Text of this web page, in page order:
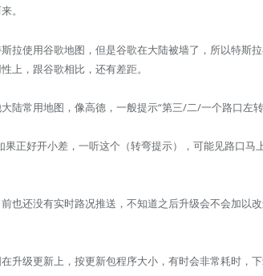
。
拉使用谷歌地图，但是谷歌在大陆被墙了，所以特斯
上，跟谷歌相比，还有差距。
陆常用地图，像高德，一般提示“第三/二/一个路口左
果正好开小差，一听这个（转弯提示），可能见路口
也还没有实时路况推送，不知道之后升级会不会加以
升级更新上，按更新包程序大小，有时会非常耗时，下